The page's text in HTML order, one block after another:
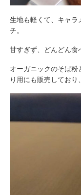
生地も軽くて、キャラ
チ。
甘すぎず、どんどん
オーガニックのそば
り用にも販売しており